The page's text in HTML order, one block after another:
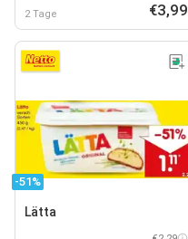
2 Tage €3,99
-51%
Lätta